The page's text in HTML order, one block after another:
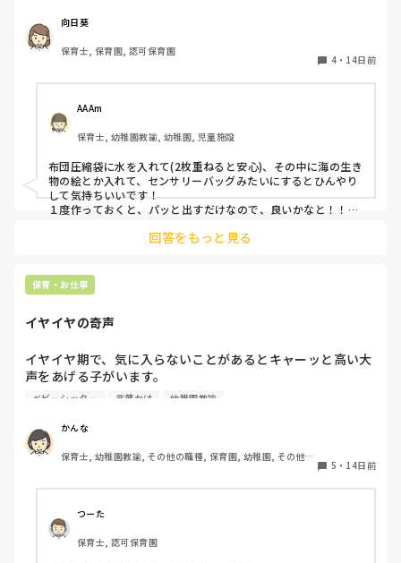
か？？向日葵
保育士, 保育園, 認可保育園
4・ 14日前
AAAm
保育士, 幼稚園教諭, 幼稚園, 児童施設
布団圧縮袋に水を入れて(2枚重ねると安心)、その中に海の生き
物の絵とか入れて、センサリーバッグみたいにするとひんやり
して気持ちいいです！
１度作っておくと、パッと出すだけなので、良いかなと！！
回答をもっと見る
保育・お仕事
イヤイヤの奇声
イヤイヤ期で、気に入らないことがあるとキャーッと高い大
声をあげる子がいます。
家庭では一人っ子で、おうちの人がみなまで言わずとも汲み
てもらえるになっています。
言わないとわからないし、ダメなこともあるよって
なんて声かけるのが良いのでしょうか…
ベビーシッター 言葉かけ 幼稚園教諭
かんな
保育士, 幼稚園教諭, その他の職種, 保育園, 幼稚園, その他の
5 ・ 14日前
つーた
保育士, 認可保育園